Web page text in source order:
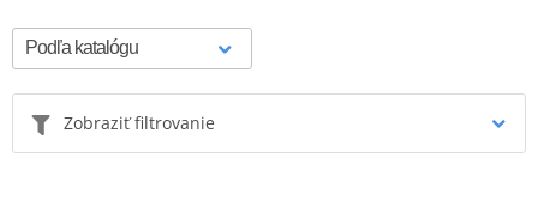
Zobraziť filtrovanie